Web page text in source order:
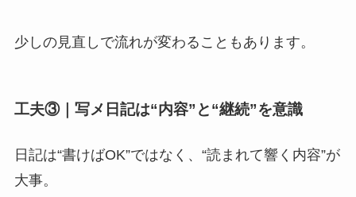
少しの見直しで流れが変わることもあります。
工夫③｜写メ日記は“内容”と“継続”を意識
日記は“書けばOK”ではなく、“読まれて響く内容”が
大事。